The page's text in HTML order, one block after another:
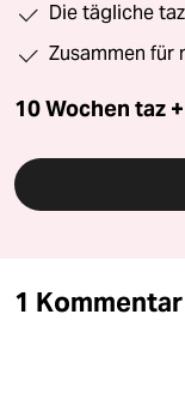
Die tägliche
Zusammen für
10 Wochen taz
1 Kommentar